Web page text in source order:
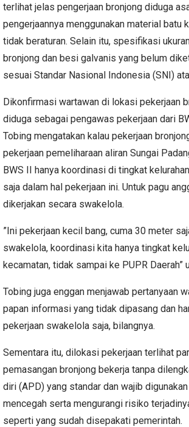
terlihat jelas pengerjaan bronjong diduga
pengerjaannya menggunakan material batu
tidak beraturan. Selain itu, spesifikasi
bronjong dan besi galvanis yang belum
sesuai Standar Nasional Indonesia (SNI)
Dikonfirmasi wartawan di lokasi pekerjaan
diduga sebagai pengawas pekerjaan dari
Tobing mengatakan kalau pekerjaan
pekerjaan pemeliharaan aliran Sungai
BWS II hanya koordinasi di tingkat
saja dalam hal pekerjaan ini. Untuk pagu
dikerjakan secara swakelola.
”Ini pekerjaan kecil bang, cuma 30 meter
swakelola, koordinasi kita hanya tingkat
kecamatan, tidak sampai ke PUPR Daerah”
Tobing juga enggan menjawab pertanyaan
papan informasi yang tidak dipasang dan
pekerjaan swakelola saja, bilangnya.
Sementara itu, dilokasi pekerjaan terlihat
pemasangan bronjong bekerja tanpa
diri (APD) yang standar dan wajib
mencegah serta mengurangi risiko
seperti yang sudah disepakati pemerintah.